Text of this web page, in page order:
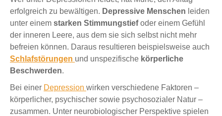
erfolgreich zu bewältigen. Depressive Menschen leiden
unter einem starken Stimmungstiefoder einem Gefühl
der inneren Leere, aus dem sie sich selbst nicht mehr
befreien können. Daraus resultieren beispielsweise auch
Schlafstörungen und unspezifische körperliche
Beschwerden.
Bei einer Depression wirken verschiedene Faktoren –
körperlicher, psychischer sowie psychosozialer Natur –
zusammen. Unter neurobiologischer Perspektive spielen